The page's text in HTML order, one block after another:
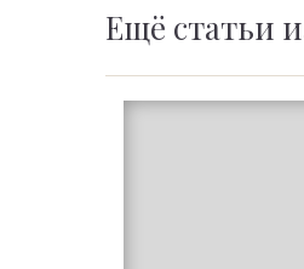
Ещё статьи